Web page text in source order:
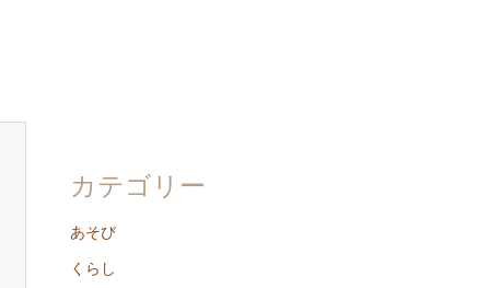
カテゴリー
あそび
くらし